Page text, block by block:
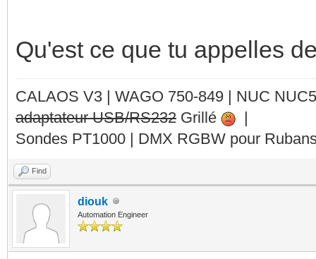
Qu'est ce que tu appelles
CALAOS V3 | WAGO 750-849 | NUC
adaptateur USB/RS232 Grillé
|
Sondes PT1000 | DMX RGBW pour
Find
diouk
Automation Engineer